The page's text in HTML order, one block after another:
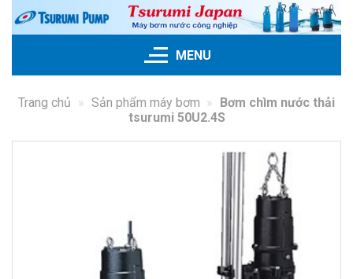
Skip
MENU
Trang chủ » Sản phẩm máy bơm » Bơm chìm nước thải
tsurumi 50U2.4S